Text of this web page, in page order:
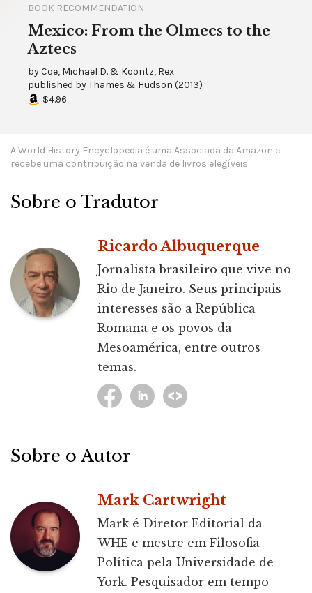
BOOK RECOMMENDATION
Mexico: From the Olmecs to the
Aztecs
byCoe, Michael D. & Koontz, Rex
published byThames & Hudson (2013)
$4.96
A World History Encyclopedia é uma Associada da Amazon e
recebe uma contribuição na venda de livros elegíveis
Sobre o Tradutor
Ricardo Albuquerque
Jornalista brasileiro que vive no
Rio de Janeiro. Seus principais
interesses são a República
Romana e os povos da
Mesoamérica, entre outros
temas.
Sobre o Autor
Mark Cartwright
Mark é Diretor Editorial da
WHE e mestre em Filosofia
Política pela Universidade de
York. Pesquisador em tempo